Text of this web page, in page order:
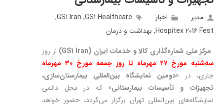
مدیر اخبار GS1 Healthcare
,
GS1 Iran
,
Hospitex 2016 Fest
, بهداشت و درمان
مرکز ملی شماره‌گذاری کالا و خدمات ایران (GS1 Iran
) از روز
سه‌شنبه مورخ ۲۷ مهرماه تا روز جمعه مورخ ۳۰ مهرماه
جاری، در «دومین نمایشگاه بین‌المللی بیمارستان‌سازی،
تجهیزات و تأسیسات بیمارستانی» که در محل دائمی
نمایشگاه‌های بین‌المللی تهران برگزار می‌گردد، حضور خواهد